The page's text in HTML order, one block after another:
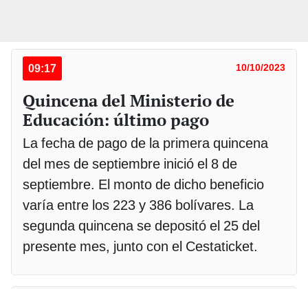
09:17 10/10/2023
Quincena del Ministerio de
Educación: último pago
La fecha de pago de la primera quincena
del mes de septiembre inició el 8 de
septiembre. El monto de dicho beneficio
varía entre los 223 y 386 bolívares. La
segunda quincena se depositó el 25 del
presente mes, junto con el Cestaticket.